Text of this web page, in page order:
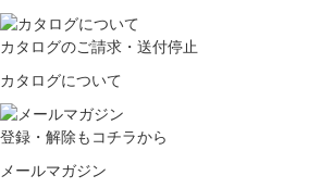
カタログのご請求・送付停止
カタログについて
登録・解除もコチラから
メールマガジン